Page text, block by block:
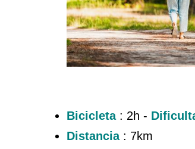
Bicicleta: 2h -
Distancia: 7km